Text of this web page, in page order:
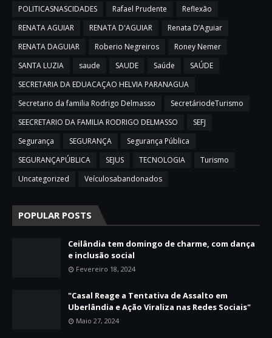
POLITICASNASCIDADES
Rafael Prudente
Reflexão
RENATA AGUIAR
RENATA D'AGUIAR
Renata D’Aguiar
RENATA DAGUIAR
Roberio Negreiros
Roney Nemer
SANTA LUZIA
saude SAUDE Saúde
SAÚDE
SECRETARIA DA EDUACAÇAO HELVIA PARANAGUA
Secretario da familia Rodrigo Delmasso
SecretáriodeTurismo
SEECRETARIO DA FAMILIA RODRIGO DELMASSO
SEFJ
Segurança
SEGURANÇA
Segurança Pública
SEGURANÇAPÚBLICA
SEJUS TECNOLOGIA
Turismo
Uncategorized
Veículosabandonados
POPULAR POSTS
Ceilândia tem domingo de charme, com dança
e inclusão social
Fevereiro 18, 2024
"Casal Reage a Tentativa de Assalto em
Uberlândia e Ação Viraliza nas Redes Sociais"
Maio 27, 2024